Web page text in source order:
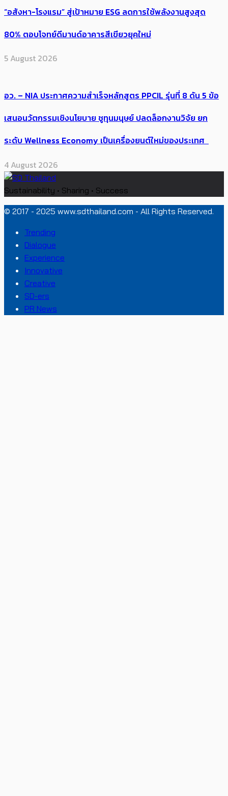
“อสังหา-โรงแรม” สู่เป้าหมาย ESG ลดการใช้พลังงานสูงสุด
80% ตอบโจทย์ดีมานด์อาคารสีเขียวยุคใหม่
5 August 2026
อว. – NIA ประกาศความสำเร็จหลักสูตร PPCIL รุ่นที่ 8 ดัน 5 ข้อ
เสนอนวัตกรรมเชิงนโยบาย ชูทุนมนุษย์ ปลดล็อกงานวิจัย ยก
ระดับ Wellness Economy เป็นเครื่องยนต์ใหม่ของประเทศ
4 August 2026
Sustainability • Sharing • Success
© 2017 - 2025 www.sdthailand.com - All Rights Reserved.
Trending
Dialogue
Experience
Innovative
Creative
SD-ers
PR News